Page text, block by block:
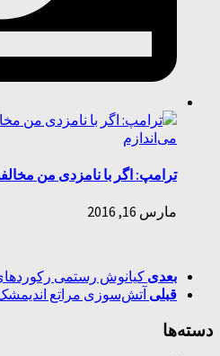
ترامپ: اگر با نامزدی من
مارس 16, 2016
بعدی کیانوش رستمی
قبلی آتش‌سوزی مراتع
دسته‌ها